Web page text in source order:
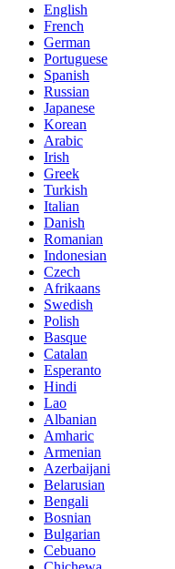
English
French
German
Portuguese
Spanish
Russian
Japanese
Korean
Arabic
Irish
Greek
Turkish
Italian
Danish
Romanian
Indonesian
Czech
Afrikaans
Swedish
Polish
Basque
Catalan
Esperanto
Hindi
Lao
Albanian
Amharic
Armenian
Azerbaijani
Belarusian
Bengali
Bosnian
Bulgarian
Cebuano